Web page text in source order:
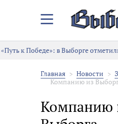
Закрыть/
меню
«Путь к Победе»: в Выборге
Главная Новости
Компанию из
Компанию